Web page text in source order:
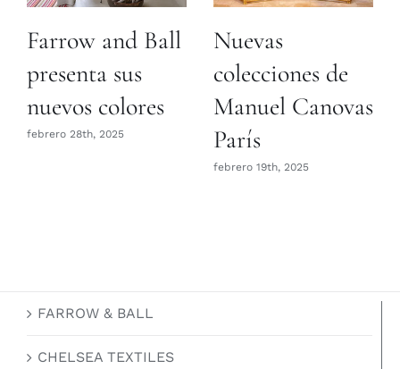
Farrow and Ball
presenta sus
nuevos colores
febrero 28th, 2025
Nuevas
colecciones de
Manuel Canovas
París
febrero 19th, 2025
FARROW & BALL
CHELSEA TEXTILES